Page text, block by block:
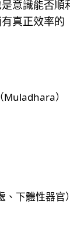
意識能否
真正效率
）
、下體性器